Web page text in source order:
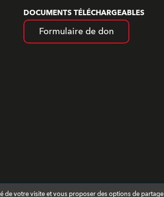
DOCUMENTS TÉLÉCHARGEABLES
Formulaire de don
de votre visite et vous proposer des options de